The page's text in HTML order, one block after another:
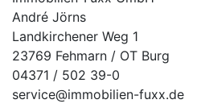
André Jörns
Landkirchener Weg 1
23769 Fehmarn / OT Burg
04371 / 502 39-0
service@immobilien-fuxx.de